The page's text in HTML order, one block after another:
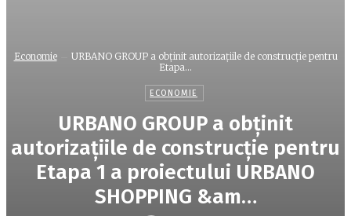
Economie
URBANO GROUP a obținit autorizațiile de construcție pentru
Etapa...
ECONOMIE
URBANO GROUP a obținit
autorizațiile de construcție pentru
Etapa 1 a proiectului URBANO
SHOPPING &am…